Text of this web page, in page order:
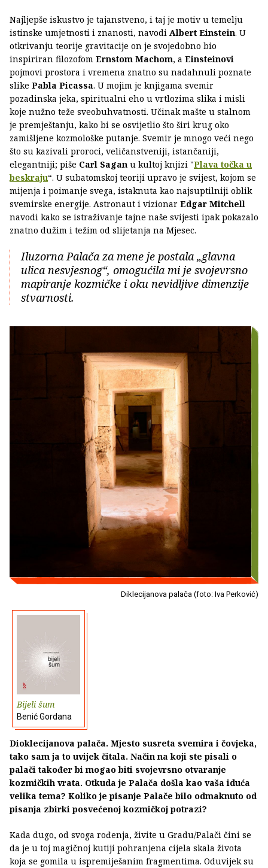
Najljepše iskustvo je tajanstveno, i taj je motiv u temelju
istinske umjetnosti i znanosti, navodi Albert Einstein. U
otkrivanju teorije gravitacije on je svojedobno bio
inspiriran filozofom Ernstom Machom, a Einsteinovi
pojmovi prostora i vremena znatno su nadahnuli poznate
slike Pabla Picassa. U mojim je knjigama svemir
pozadinska jeka, spiritualni eho u vrtlozima slika i misli
koje nužno teže sveobuhvatnosti. Učinak mašte u stalnom
je premještanju, kako bi se osvijetlio što širi krug oko
zamišljene kozmološke putanje. Svemir je mnogo veći nego
što su kazivali proroci, veličanstveniji, istančaniji,
elegantniji; piše Carl Sagan u kultoj knjizi "Plava točka u
beskraju“. U subatomskoj teoriji upravo je svijest, kojom se
mijenja i poimanje svega, istaknuta kao najsuptilniji oblik
svemirske energije. Astronaut i vizionar Edgar Mitchell
navodi kako se istraživanje tajne naše svijesti ipak pokazalo
znatno dužim i težim od slijetanja na Mjesec.
Iluzorna Palača za mene je postala „glavna
ulica nesvjesnog“, omogućila mi je svojevrsno
mapiranje kozmičke i oku nevidljive dimenzije
stvarnosti.
Diklecijanova palača (foto: Iva Perković)
Bijeli šum
Benić Gordana
Dioklecijanova palača. Mjesto susreta svemira i čovjeka,
tako sam ja to uvijek čitala. Način na koji ste pisali o
palači također bi mogao biti svojevrsno otvaranje
kozmičkih vrata. Otkuda je Palača došla kao vaša iduća
velika tema? Koliko je pisanje Palače bilo odmaknuto od
pisanja zbirki posvećenoj kozmičkoj potrazi?
Kada dugo, od svoga rođenja, živite u Gradu/Palači čini se
da je u toj magičnoj kutiji pohranjena cijela skala života
koja se gomila u ispremiješanim fragmentima. Oduvijek su